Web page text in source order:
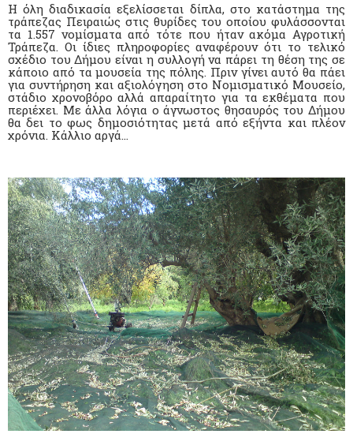
Η όλη διαδικασία εξελίσσεται δίπλα, στο κατάστημα της
τράπεζας Πειραιώς στις θυρίδες του οποίου φυλάσσονται
τα 1.557 νομίσματα από τότε που ήταν ακόμα Αγροτική
Τράπεζα. Οι ίδιες πληροφορίες αναφέρουν ότι το τελικό
σχέδιο του Δήμου είναι η συλλογή να πάρει τη θέση της σε
κάποιο από τα μουσεία της πόλης. Πριν γίνει αυτό θα πάει
για συντήρηση και αξιολόγηση στο Νομισματικό Μουσείο,
στάδιο χρονοβόρο αλλά απαραίτητο για τα εκθέματα που
περιέχει. Με άλλα λόγια ο άγνωστος θησαυρός του Δήμου
θα δει το φως δημοσιότητας μετά από εξήντα και πλέον
χρόνια. Κάλλιο αργά…